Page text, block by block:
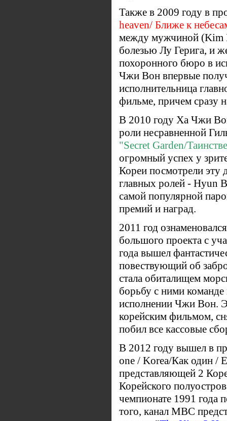
Также в 2009 году в
heaven/ Ближе к
между мужчиной
болезью Лу Герига, и
похоронного бюро в
Чжи Вон впервые
исполнительница
фильме, причем сразу
В 2010 году Ха Чжи
роли несравненной
"Secret Garden/
огромный успех у
Кореи посмотрели эту
главных ролей - Hyun
самой популярной
премий и наград.
2011 год
большого проекта с
года вышел
повествующий об
стала обиталищем
борьбу с ними команде
исполнении Чжи Вон.
корейским фильмом,
побил все кассовые
В 2012 году вышел в
one / Korea/Как один /
представляющей 2
Корейского
чемпионате 1991 года
того, канал MBC